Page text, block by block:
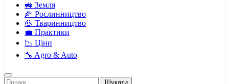
🚜 Земля
🌽 Рослинництво
🐽 Тваринництво
💼 Практики
📉 Ціни
🔧 Agro & Auto
Пошук: